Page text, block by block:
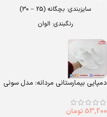
سایزبندی: بچگانه (25 – 30)
رنگبندی: الوان
تعداد در کارتن: 24 جفت
جنس: Air blowing
دمپایی بیمارستانی مردانه: مدل سونی
53,200 تومان